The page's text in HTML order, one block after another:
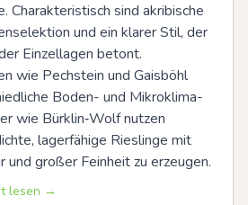
Charakteristisch sind akribische
und ein klarer Stil, der
Einzellagen betont.
wie Pechstein und Gaisböhl
Boden- und Mikroklima-
wie Bürklin‑Wolf nutzen
lagerfähige Rieslinge mit
und großer Feinheit zu erzeugen.
lesen →